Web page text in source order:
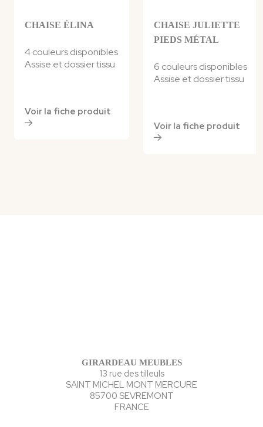
CHAISE ÉLINA
4 couleurs disponibles
Assise et dossiertissu
Voir la fiche produit
CHAISE JULIETTE
PIEDS MÉTAL
6 couleurs disponibles
Assise et dossier tissu
Voir la fiche produit
GIRARDEAU MEUBLES
13 rue des tilleuls
SAINT MICHEL MONT MERCURE
85700 SEVREMONT
FRANCE